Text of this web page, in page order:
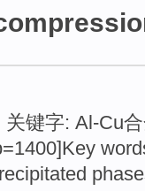
关键字: Al-Cu